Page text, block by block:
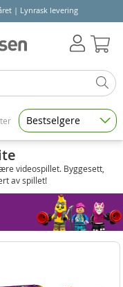
| Lynrask levering
videospillet. Byggesett,
av spillet!
Bestselgere